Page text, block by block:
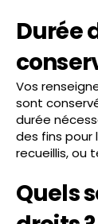
Durée
Vos
sont
durée
des fins pour
recueillis, ou
Quels